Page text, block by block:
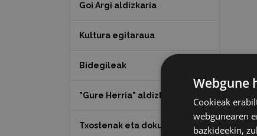
Goi Argi aldizkaria
Kultura egitaraua
Bidegileak
"Gure Herria" aldizkaria
Txostenak eta dokumentuak
Webgune
Cookieak
webgunearen
bazkideekin,